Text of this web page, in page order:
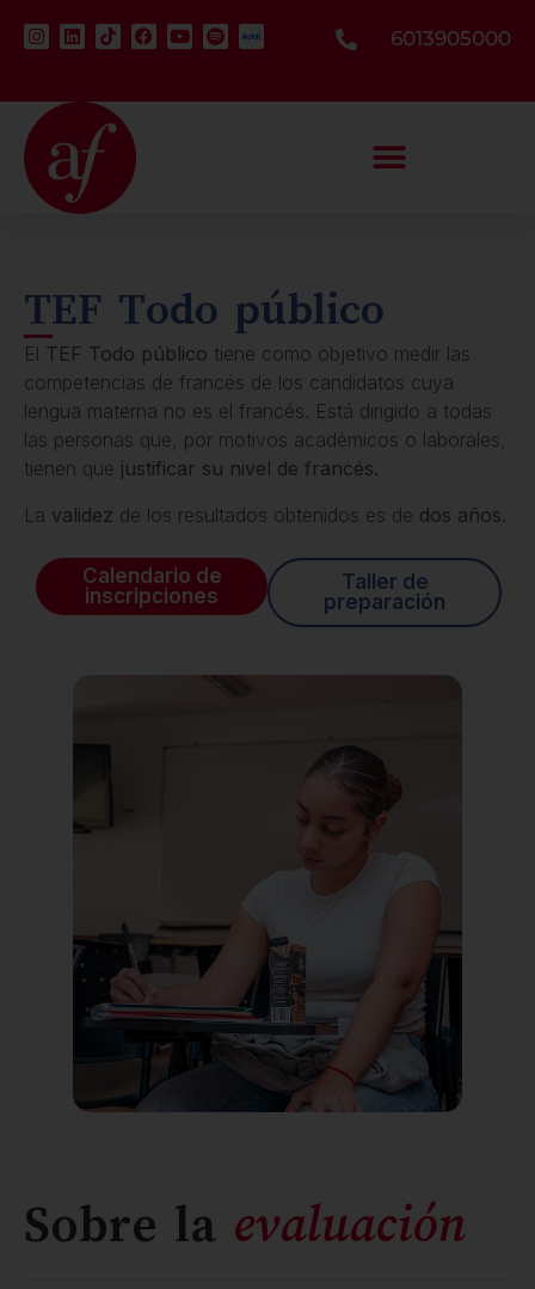
6013905000
TEF Todo público
El TEF Todo público tiene como objetivo medir las
competencias de francés de los candidatos cuya
lengua materna no es el francés. Está dirigido a todas
las personas que, por motivos académicos o laborales,
tienen que justificar su nivel de francés.
La validez de los resultados obtenidos es de dos años.
Calendario de
inscripciones
Taller de
preparación
Sobre la evaluación